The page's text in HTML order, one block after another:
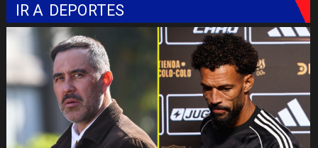
IR A DEPORTES